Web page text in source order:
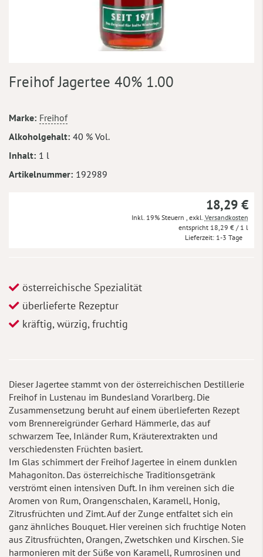
Anfang
springen
Freihof Jagertee 40% 1.00
Mehr
Informationen
Marke Freihof
Alkoholgehalt 40 % Vol.
Inhalt 1 l
Artikelnummer 192989
18,29 €
Inkl. 19% Steuern exkl. Versandkosten
18,29 € / 1 l
Lieferzeit 1-3 Tage
österreichische Spezialität
überlieferte Rezeptur
kräftig, würzig, fruchtig
Dieser Jagertee stammt von der österreichischen Destillerie
Freihof in Lustenau im Bundesland Vorarlberg. Die
Zusammensetzung beruht auf einem überlieferten Rezept
vom Brennereigründer Gerhard Hämmerle, das auf
schwarzem Tee, Inländer Rum, Kräuterextrakten und
verschiedensten Früchten basiert.
Im Glas schimmert der Freihof Jagertee in einem dunklen
Mahagoniton. Das österreichische Traditionsgetränk
verströmt einen intensiven Duft. In ihm vereinen sich die
Aromen von Rum, Orangenschalen, Karamell, Honig,
Zitrusfrüchten und Zimt. Auf der Zunge entfaltet sich ein
ganz ähnliches Bouquet. Hier vereinen sich fruchtige Noten
aus Zitrusfrüchten, Orangen, Zwetschken und Kirschen. Sie
harmonieren mit der Süße von Karamell, Rumrosinen und